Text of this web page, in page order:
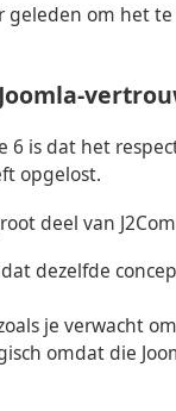
geleden om het
6 is dat het
opgelost.
deel van
dezelfde
je verwacht
omdat die